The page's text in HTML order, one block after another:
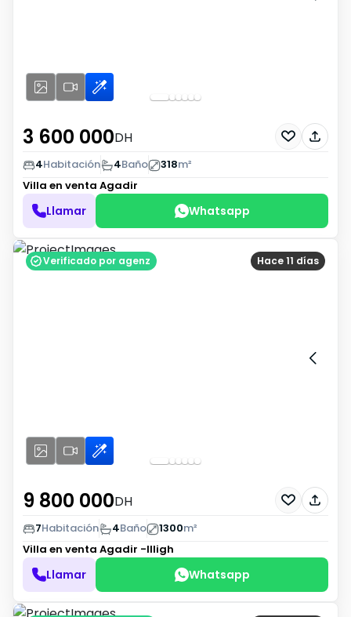
3 600 000DH
4Habitación 4Baño 318m²
Villa en venta Agadir
Llamar Whatsapp
Hace 11 días
Verificado por agenz
9 800 000DH
7Habitación 4Baño 1300m²
Villa en venta Agadir -Illigh
Llamar Whatsapp